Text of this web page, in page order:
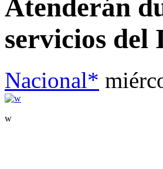
Atenderán
servicios del
Nacional*
w